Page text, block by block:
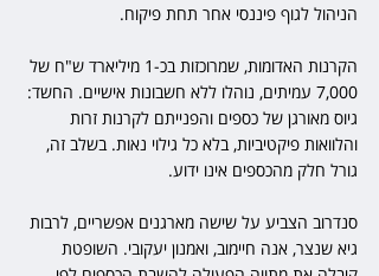
הניהול לגוף פיננסי אחר תחת פיקוח.
הקרנות האדומות, שמרוכזות בכ-1 מיליארד ש"ח של
7,000 עמיתים, נוהלו ללא חשבונות אישיים. החשד:
גיוס מאורגן של כספים והפנייתם לקרנות זרות
והלוואות פיקטיביות, בלא כל גילוי נאות. בשלב זה,
גורל חלק מהכספים אינו ידוע.
סנדרוב הצביע על שישה מארגנים אפשריים, לרבות
גיא שנצר, אנה חיימוב, ואמנון יעקובי. השופטת